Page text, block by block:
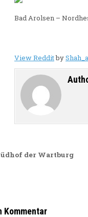
Bad Arolsen –
View Redditby
der Wartburg
Kommentar